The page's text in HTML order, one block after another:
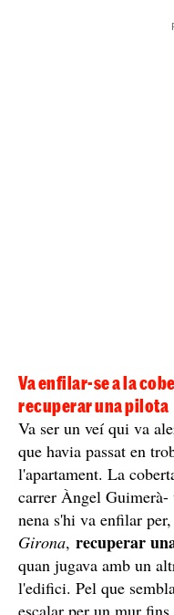
Va enfilar-se a la
recuperar una pilota
Va ser un veí qui va
que havia passat en
l'apartament. La
carrer Àngel Guimerà-
nena s'hi va enfilar
Girona, recuperar
quan jugava amb un
l'edifici. Pel que
escalar per un mur